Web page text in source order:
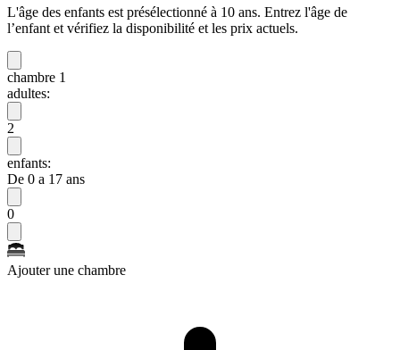
L'âge des enfants est présélectionné à 10 ans. Entrez l'âge de
l’enfant et vérifiez la disponibilité et les prix actuels.
chambre 1
adultes:
2
enfants:
De 0 a 17 ans
0
Ajouter une chambre